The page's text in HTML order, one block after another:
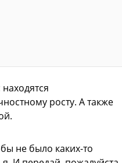
росту. А также
не было каких-то